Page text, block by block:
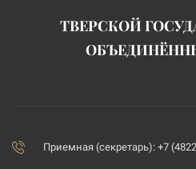
ТВЕРСКОЙ
Приемная (секретарь): +7